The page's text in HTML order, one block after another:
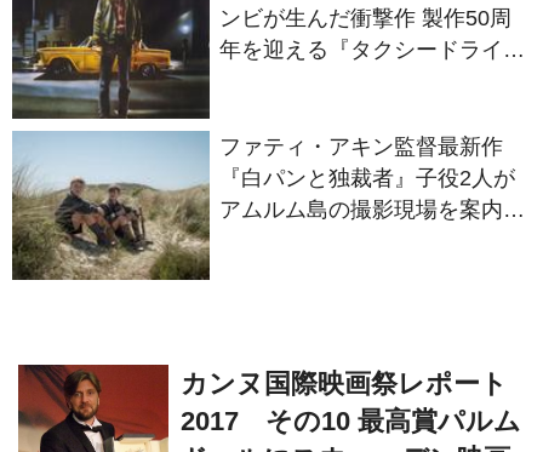
ンビが生んだ衝撃作 製作50周
年を迎える『タクシードライバ
ファティ・アキン監督最新作
『白パンと独裁者』子役2人が
アムルム島の撮影現場を案内！
カンヌ国際映画祭レポート
2017 その10 最高賞パルム